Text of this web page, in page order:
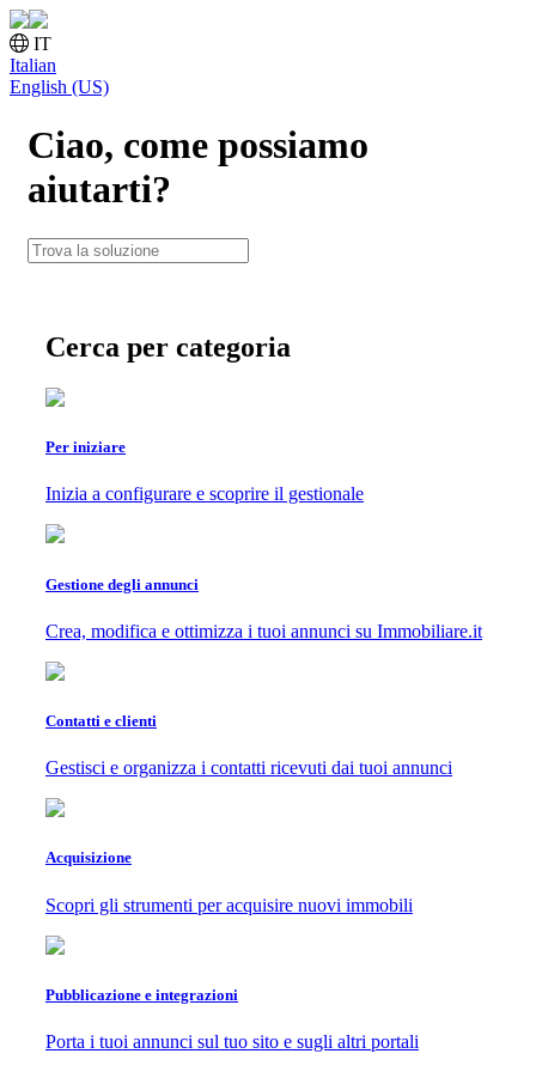
IT
Italian
English (US)
Ciao, come possiamo
aiutarti?
Cerca per categoria
Per iniziare
Inizia a configurare e scoprire il gestionale
Gestione degli annunci
Crea, modifica e ottimizza i tuoi annunci su Immobiliare.it
Contatti e clienti
Gestisci e organizza i contatti ricevuti dai tuoi annunci
Acquisizione
Scopri gli strumenti per acquisire nuovi immobili
Pubblicazione e integrazioni
Porta i tuoi annunci sul tuo sito e sugli altri portali